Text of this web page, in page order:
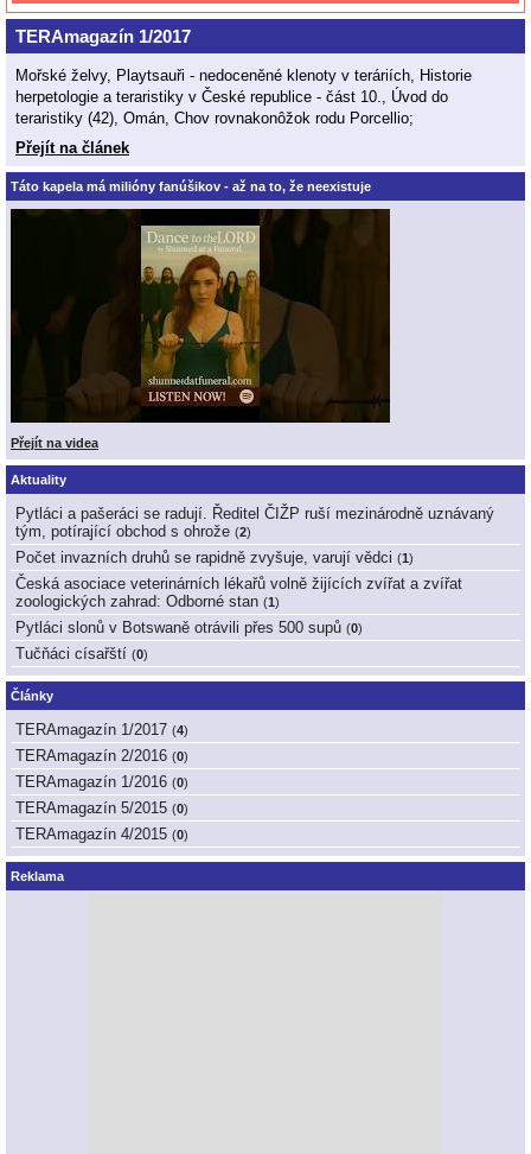
TERAmagazín 1/2017
Mořské želvy, Playtsauři - nedoceněné klenoty v teráriích, Historie
herpetologie a teraristiky v České republice - část 10., Úvod do
teraristiky (42), Omán, Chov rovnakonôžok rodu Porcellio;
Přejít na článek
Táto kapela má milióny fanúšikov - až na to, že neexistuje
Přejít na videa
Aktuality
Pytláci a pašeráci se radují. Ředitel ČIŽP ruší mezinárodně uznávaný
tým, potírající obchod s ohrože (2)
Počet invazních druhů se rapidně zvyšuje, varují vědci (1 )
Česká asociace veterinárních lékařů volně žijících zvířat a zvířat
zoologických zahrad: Odborné stan (1 )
Pytláci slonů v Botswaně otrávili přes 500 supů (0)
Tučňáci císařští (0)
Články
TERAmagazín 1/2017 (4)
TERAmagazín 2/2016 (0)
TERAmagazín 1/2016 (0)
TERAmagazín 5/2015 (0)
TERAmagazín 4/2015 (0)
Reklama